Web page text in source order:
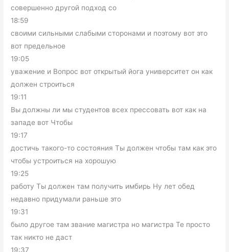
совершенно другой подход со
18:59
своими сильными слабыми сторонами и поэтому вот это
вот предельное
19:05
уважение и Вопрос вот открытый йога университет он как
должен строиться
19:11
Вы должны ли мы студентов всех прессовать вот как на
западе вот Чтобы
19:17
достичь такого-то состояния Ты должен чтобы там как это
чтобы устроиться на хорошую
19:25
работу Ты должен там получить имбирь Ну лет обед
недавно придумали раньше это
19:31
было другое там звание магистра но магистра Те просто
так никто не даст
19:37